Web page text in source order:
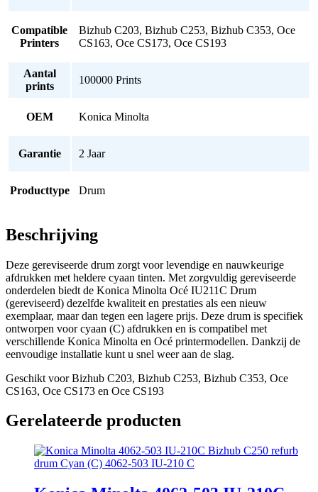
Compatible
Printers
Bizhub C203, Bizhub C253, Bizhub C353, Oce
CS163, Oce CS173, Oce CS193
Aantal
prints
100000 Prints
OEM Konica Minolta
Garantie 2 Jaar
Producttype Drum
Beschrijving
Deze gereviseerde drum zorgt voor levendige en nauwkeurige
afdrukken met heldere cyaan tinten. Met zorgvuldig gereviseerde
onderdelen biedt de Konica Minolta Océ IU211C Drum
(gereviseerd) dezelfde kwaliteit en prestaties als een nieuw
exemplaar, maar dan tegen een lagere prijs. Deze drum is specifiek
ontworpen voor cyaan (C) afdrukken en is compatibel met
verschillende Konica Minolta en Océ printermodellen. Dankzij de
eenvoudige installatie kunt u snel weer aan de slag.
Geschikt voor Bizhub C203, Bizhub C253, Bizhub C353, Oce
CS163, Oce CS173 en Oce CS193
Gerelateerde producten